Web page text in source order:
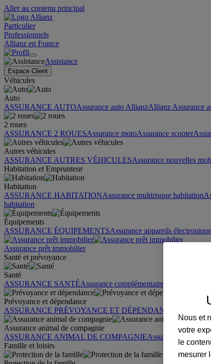
Aller au contenu principal
Particulier
Professionnels
Allianz en France
Assistance
Espace Client
Véhicules
Auto
ASSURANCE AUTOAssurance auto AllianzAllianz Assurance
2 roues
ASSURANCE 2 ROUESAssurance motoAssurance scooter
Autres véhicules
ASSURANCE AUTRES VÉHICULESAssurance nouvelles
Habitation et Emprunteur
Habitation
ASSURANCE HABITATIONAssurance multirisque habitation
habitation
Équipements
ASSURANCE ÉQUIPEMENTSAssurance appareils
Assurance prêt immobilier
Santé et prévoyance
Santé
ASSURANCE SANTÉAssurance complémentaire santé
Prévoyance et dépendance
ASSURANCE PRÉVOYANCE ET DÉPENDANCE
Assurance animal de compagnie
ASSURANCE ANIMAL DE COMPAGNIEAssurance chien
Famille et loisirs
Nous et
votre
le
mesurer